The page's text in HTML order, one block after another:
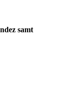
samt